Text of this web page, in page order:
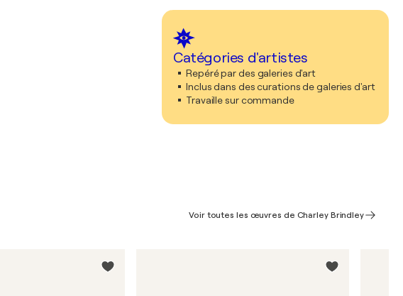
Catégories d'artistes
Repéré par des galeries d'art
Inclus dans des curations de galeries d'art
Travaille sur commande
Voir toutes les œuvres de Charley Brindley